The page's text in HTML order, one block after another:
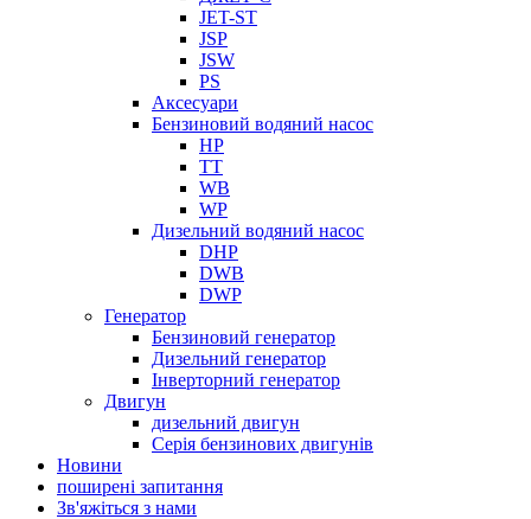
JET-ST
JSP
JSW
PS
Аксесуари
Бензиновий водяний насос
HP
TT
WB
WP
Дизельний водяний насос
DHP
DWB
DWP
Генератор
Бензиновий генератор
Дизельний генератор
Інверторний генератор
Двигун
дизельний двигун
Серія бензинових двигунів
Новини
поширені запитання
Зв'яжіться з нами